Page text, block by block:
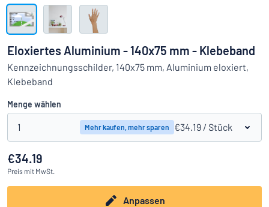
Das Gesuchte nicht gefunden? Schild hier entwerfen
Alle Kategorien anzeigen
Einloggen
Eloxiertes Aluminium - 140x75 mm - Klebeband
Kennzeichnungsschilder, 140x75 mm, Aluminium eloxiert,
Klebeband
Menge wählen
1 Mehr kaufen, mehr sparen €34.19 / Stück
€34.19
Preis mit MwSt.
Anpassen